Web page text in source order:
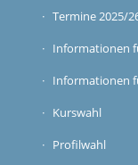
Termine 2025/
Informationen
Informationen
Kurswahl
Profilwahl